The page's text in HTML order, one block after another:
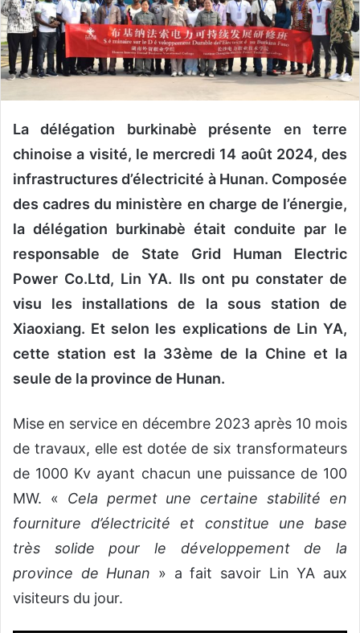
u
n
c
o
r
l
La délégation burkinabè présente en terre
chinoise a visité, le mercredi 14 août 2024, des
infrastructures d’électricité à Hunan. Composée
des cadres du ministère en charge de l’énergie,
la délégation burkinabè était conduite par le
responsable de State Grid Human Electric
Power Co.Ltd, Lin YA. Ils ont pu constater de
visu les installations de la sous station de
Xiaoxiang. Et selon les explications de Lin YA,
cette station est la 33ème de la Chine et la
seule de la province de Hunan.
Mise en service en décembre 2023 après 10 mois
de travaux, elle est dotée de six transformateurs
de 1000 Kv ayant chacun une puissance de 100
MW. « Cela permet une certaine stabilité en
fourniture d’électricité et constitue une base
très solide pour le développement de la
province de Hunan » a fait savoir Lin YA aux
visiteurs du jour.